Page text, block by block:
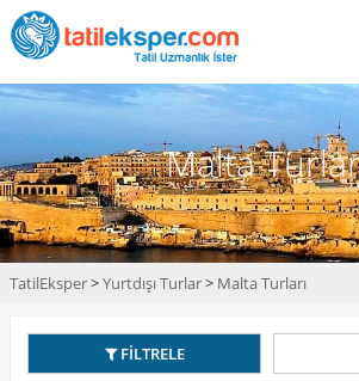
Malta
TatilEksper>Yurtdışı Turlar> Malta Turları
FİLTRELE